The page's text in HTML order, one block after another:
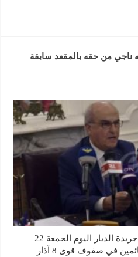
ناجي من حقه بالمقعد سابقة
كتب الصحافي علي ضاحي في جريدة الديار اليوم الجمعة 22
شباط 2019 لم يكن اكثر المتشائمين في صفوف قوى 8 آذار